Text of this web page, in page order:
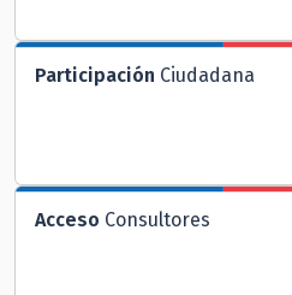
Participación Ciudadana
Acceso Consultores